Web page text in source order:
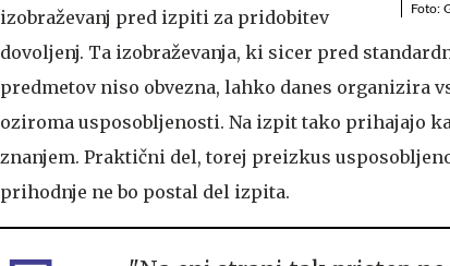
Foto:
izobraževanj pred izpiti za pridobitev
dovoljenj. Ta izobraževanja, ki sicer pred
predmetov niso obvezna, lahko danes organizira
oziroma usposobljenosti. Na izpit tako prihajajo
znanjem. Praktični del, torej preizkus
prihodnje ne bo postal del izpita.